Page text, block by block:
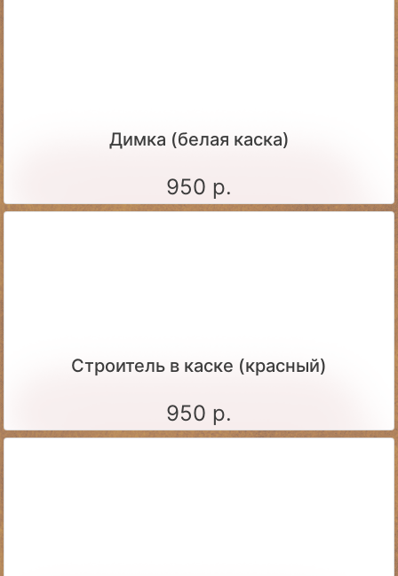
Димка (белая каска)
950 р.
Строитель в каске (красный)
950 р.